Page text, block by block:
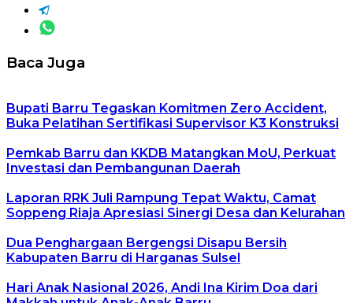
Baca Juga
Bupati Barru Tegaskan Komitmen Zero Accident,
Buka Pelatihan Sertifikasi Supervisor K3 Konstruksi
Pemkab Barru dan KKDB Matangkan MoU, Perkuat
Investasi dan Pembangunan Daerah
Laporan RRK Juli Rampung Tepat Waktu, Camat
Soppeng Riaja Apresiasi Sinergi Desa dan Kelurahan
Dua Penghargaan Bergengsi Disapu Bersih
Kabupaten Barru di Harganas Sulsel
Hari Anak Nasional 2026, Andi Ina Kirim Doa dari